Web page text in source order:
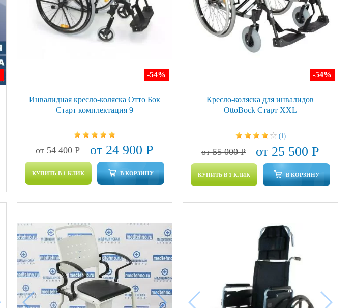
-54%
Инвалидная кресло-коляска Отто Бок
Старт комплектация 9
от 54 400 Р от 24 900 Р
КУПИТЬ В 1 КЛИК В КОРЗИНУ
-54%
Кресло-коляска для инвалидов
OttoBock Старт XXL
(1)
от 55 000 Р от 25 500 Р
КУПИТЬ В 1 КЛИК В КОРЗИНУ